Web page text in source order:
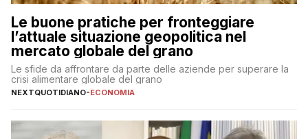
Le buone pratiche per fronteggiare
l’attuale situazione geopolitica nel
mercato globale del grano
Le sfide da affrontare da parte delle aziende per superare la
crisi alimentare globale del grano
NEXTQUOTIDIANO-ECONOMIA